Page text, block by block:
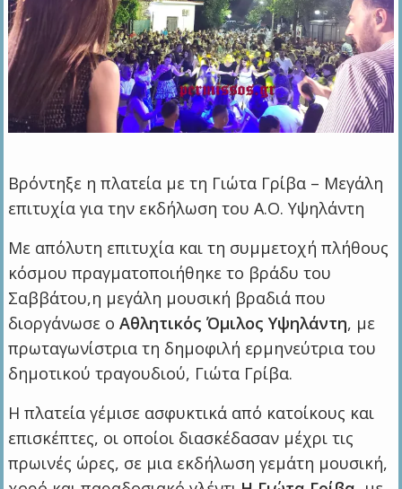
Βρόντηξε η πλατεία με τη Γιώτα Γρίβα – Μεγάλη
επιτυχία για την εκδήλωση του Α.Ο. Υψηλάντη
Με απόλυτη επιτυχία και τη συμμετοχή πλήθους
κόσμου πραγματοποιήθηκε το βράδυ του
Σαββάτου,η μεγάλη μουσική βραδιά που
διοργάνωσε οΑθλητικός Όμιλος Υψηλάντη, με
πρωταγωνίστρια τη δημοφιλή ερμηνεύτρια του
δημοτικού τραγουδιού, Γιώτα Γρίβα.
Η πλατεία γέμισε ασφυκτικά από κατοίκους και
επισκέπτες, οι οποίοι διασκέδασαν μέχρι τις
πρωινές ώρες, σε μια εκδήλωση γεμάτη μουσική,